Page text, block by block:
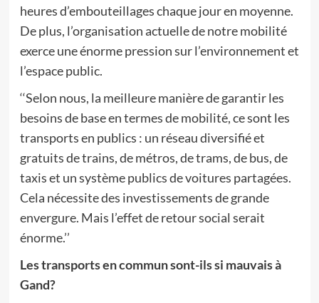
heures d’embouteillages chaque jour en moyenne.
De plus, l’organisation actuelle de notre mobilité
exerce une énorme pression sur l’environnement et
l’espace public.
‘‘Selon nous, la meilleure manière de garantir les
besoins de base en termes de mobilité, ce sont les
transports en publics : un réseau diversifié et
gratuits de trains, de métros, de trams, de bus, de
taxis et un système publics de voitures partagées.
Cela nécessite des investissements de grande
envergure. Mais l’effet de retour social serait
énorme.’’
Les transports en commun sont-ils si mauvais à
Gand?